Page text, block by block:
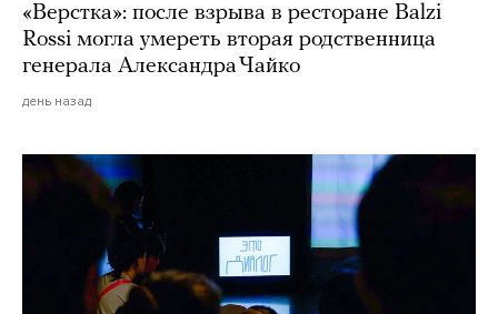
«Верстка»: после взрыва в ресторане Balzi
Rossi могла умереть вторая родственница
генерала Александра Чайко
день назад